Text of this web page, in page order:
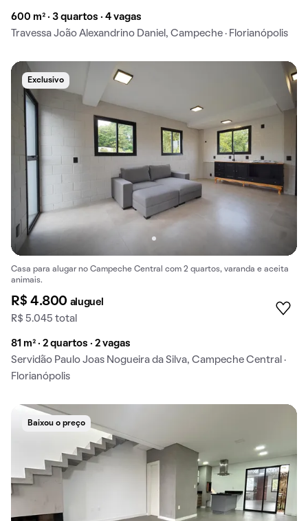
600 m² · 3 quartos · 4 vagas
Travessa João Alexandrino Daniel, Campeche · Florianópolis
Exclusivo
Casa para alugar no Campeche Central com 2 quartos, varanda e aceita
animais.
R$ 4.800 aluguel
R$ 5.045 total
81 m² · 2 quartos · 2 vagas
Servidão Paulo Joas Nogueira da Silva, Campeche Central ·
Florianópolis
Baixou o preço